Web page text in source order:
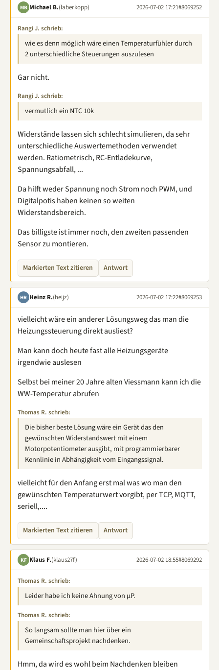
MB Michael B.(laberkopp) 2026-07-02 17:21#8069252
Rangi J. schrieb:
wie es denn möglich wäre einen Temperaturfühler durch
2 unterschiedliche Steuerungen auszulesen
Gar nicht.
Rangi J. schrieb:
vermutlich ein NTC 10k
Widerstände lassen sich schlecht simulieren, da sehr
unterschiedliche Auswertemethoden verwendet
werden. Ratiometrisch, RC-Entladekurve,
Spannungsabfall, ...
Da hilft weder Spannung noch Strom noch PWM, und
Digitalpotis haben keinen so weiten
Widerstandsbereich.
Das billigste ist immer noch, den zweiten passenden
Sensor zu montieren.
Markierten Text zitieren Antwort
HR Heinz R.(heijz) 2026-07-02 17:22#8069253
vielleicht wäre ein anderer Lösungsweg das man die
Heizungssteuerung direkt ausliest?
Man kann doch heute fast alle Heizungsgeräte
irgendwie auslesen
Selbst bei meiner 20 Jahre alten Viessmann kann ich die
WW-Temperatur abrufen
Thomas R. schrieb:
Die bisher beste Lösung wäre ein Gerät das den
gewünschten Widerstandswert mit einem
Motorpotentiometer ausgibt, mit programmierbarer
Kennlinie in Abhängigkeit vom Eingangssignal.
vielleicht für den Anfang erst mal was wo man den
gewünschten Temperaturwert vorgibt, per TCP, MQTT,
seriell,....
Markierten Text zitieren Antwort
KF Klaus F.(klaus27f) 2026-07-02 18:55#8069292
Thomas R. schrieb:
Leider habe ich keine Ahnung von µP.
Thomas R. schrieb:
So langsam sollte man hier über ein
Gemeinschaftsprojekt nachdenken.
Hmm, da wird es wohl beim Nachdenken bleiben